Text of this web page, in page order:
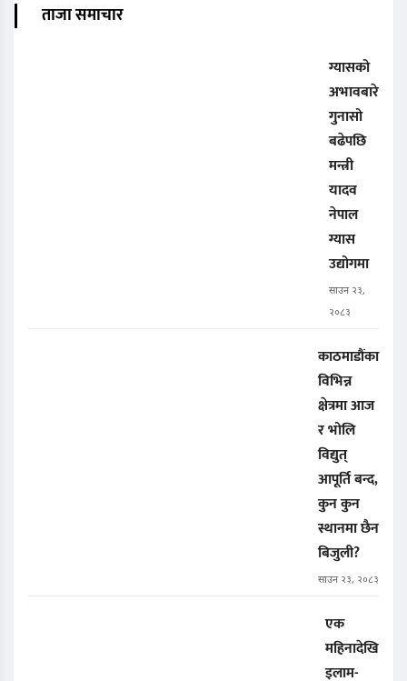
ताजा समाचार
ग्यासको
अभावबारे
गुनासो
बढेपछि
मन्त्री
यादव
नेपाल
ग्यास
उद्योगमा
साउन २३,
२०८३
काठमाडौंका
विभिन्न
क्षेत्रमा आज
र भोलि
विद्युत्
आपूर्ति बन्द,
कुन कुन
स्थानमा छैन
बिजुली?
साउन २३, २०८३
एक
महिनादेखि
इलाम-